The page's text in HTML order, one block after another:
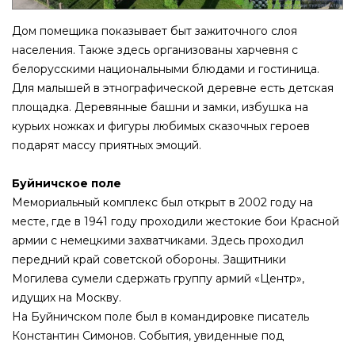
Дом помещика показывает быт зажиточного слоя
населения. Также здесь организованы харчевня с
белорусскими национальными блюдами и гостиница.
Для малышей в этнографической деревне есть детская
площадка. Деревянные башни и замки, избушка на
курьих ножках и фигуры любимых сказочных героев
подарят массу приятных эмоций.
Буйничское поле
Мемориальный комплекс был открыт в 2002 году на
месте, где в 1941 году проходили жестокие бои Красной
армии с немецкими захватчиками. Здесь проходил
передний край советской обороны. Защитники
Могилева сумели сдержать группу армий «Центр»,
идущих на Москву.
На Буйничском поле был в командировке писатель
Константин Симонов. События, увиденные под